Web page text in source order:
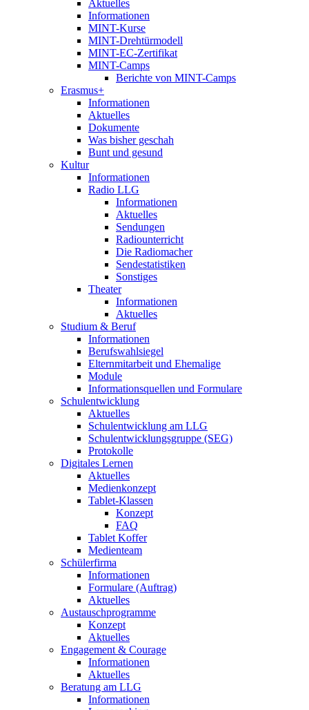
Aktuelles
Informationen
MINT-Kurse
MINT-Drehtürmodell
MINT-EC-Zertifikat
MINT-Camps
Berichte von MINT-Camps
Erasmus+
Informationen
Aktuelles
Dokumente
Was bisher geschah
Bunt und gesund
Kultur
Informationen
Radio LLG
Informationen
Aktuelles
Sendungen
Radiounterricht
Die Radiomacher
Sendestatistiken
Sonstiges
Theater
Informationen
Aktuelles
Studium & Beruf
Informationen
Berufswahlsiegel
Elternmitarbeit und Ehemalige
Module
Informationsquellen und Formulare
Schulentwicklung
Aktuelles
Schulentwicklung am LLG
Schulentwicklungsgruppe (SEG)
Protokolle
Digitales Lernen
Aktuelles
Medienkonzept
Tablet-Klassen
Konzept
FAQ
Tablet Koffer
Medienteam
Schülerfirma
Informationen
Formulare (Auftrag)
Aktuelles
Austauschprogramme
Konzept
Aktuelles
Engagement & Courage
Informationen
Aktuelles
Beratung am LLG
Informationen